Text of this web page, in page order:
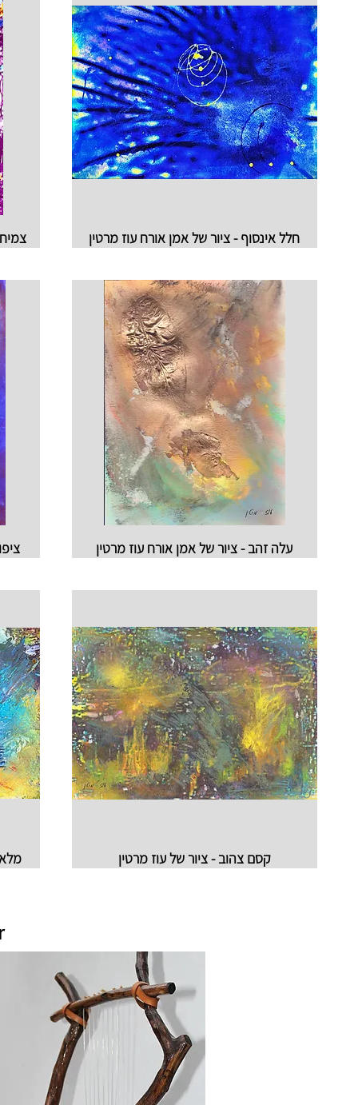
חלל אינסוף - ציור של אמן אורח עוז מרטין
עלה זהב - ציור של אמן אורח עוז מרטין
- קסם צהוב - ציור של עוז מרטין